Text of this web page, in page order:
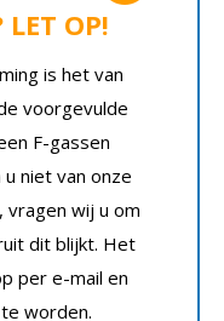
OP!
is het van
voorgevulde
F-gassen
u niet van onze
vragen wij u om
dit blijkt. Het
per e-mail en
worden.